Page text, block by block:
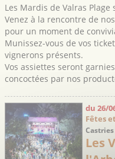
Les Mardis de Valras
Venez à la rencontre de
pour un moment de
Munissez-vous de vos
vignerons présents.
Vos assiettes seront
concoctées par nos
du 26/
Fêtes
Les